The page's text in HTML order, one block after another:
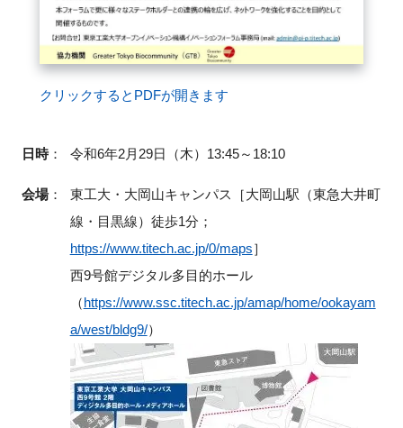
クリックするとPDFが開きます
日時： 令和6年2月29日（木）13:45～18:10
会場：
東工大・大岡山キャンパス［大岡山駅（東急大井町
線・目黒線）徒歩1分；
https://www.titech.ac.jp/0/maps］
西9号館デジタル多目的ホール
（https://www.ssc.titech.ac.jp/amap/home/ookayam
a/west/bldg9/）